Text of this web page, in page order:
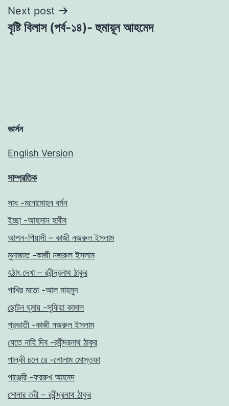
Next post
বৃষ্টি বিলাস (পর্ব-১৪)- হুমায়ূন আহমেদ
ভার্সন
English Version
সাম্প্রতিক
সাধ -মনোমোহন বর্মন
ইচ্ছা -আহসান হাবীব
আপন-পিয়াসী – কাজী নজরুল ইসলাম
মুনাজাত -কাজী নজরুল ইসলাম
হঠাৎ দেখা – রবীন্দ্রনাথ ঠাকুর
পাখির মতো -আল মাহমুদ
ছোটন ঘুমায় -সুফিয়া কামাল
প্রভাতী -কাজী নজরুল ইসলাম
যেতে নাহি দিব -রবীন্দ্রনাথ ঠাকুর
পাল্কী চলে রে -গোলাম মোস্তফা
পাঞ্জেরি -ফররুখ আহমদ
সোনার তরী – রবীন্দ্রনাথ ঠাকুর